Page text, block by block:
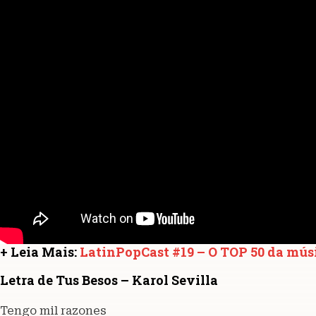
+ Leia Mais: LatinPopCast #19 – O TOP 50 da
Letra de Tus Besos – Karol Sevilla
Tengo mil razones